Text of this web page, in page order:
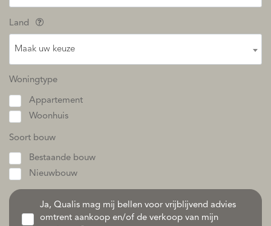
Land
Maak uw keuze
Woningtype
Appartement
Woonhuis
Soort bouw
Bestaande bouw
Nieuwbouw
Ja, Qualis mag mij bellen voor vrijblijvend advies
omtrent aankoop en/of de verkoop van mijn